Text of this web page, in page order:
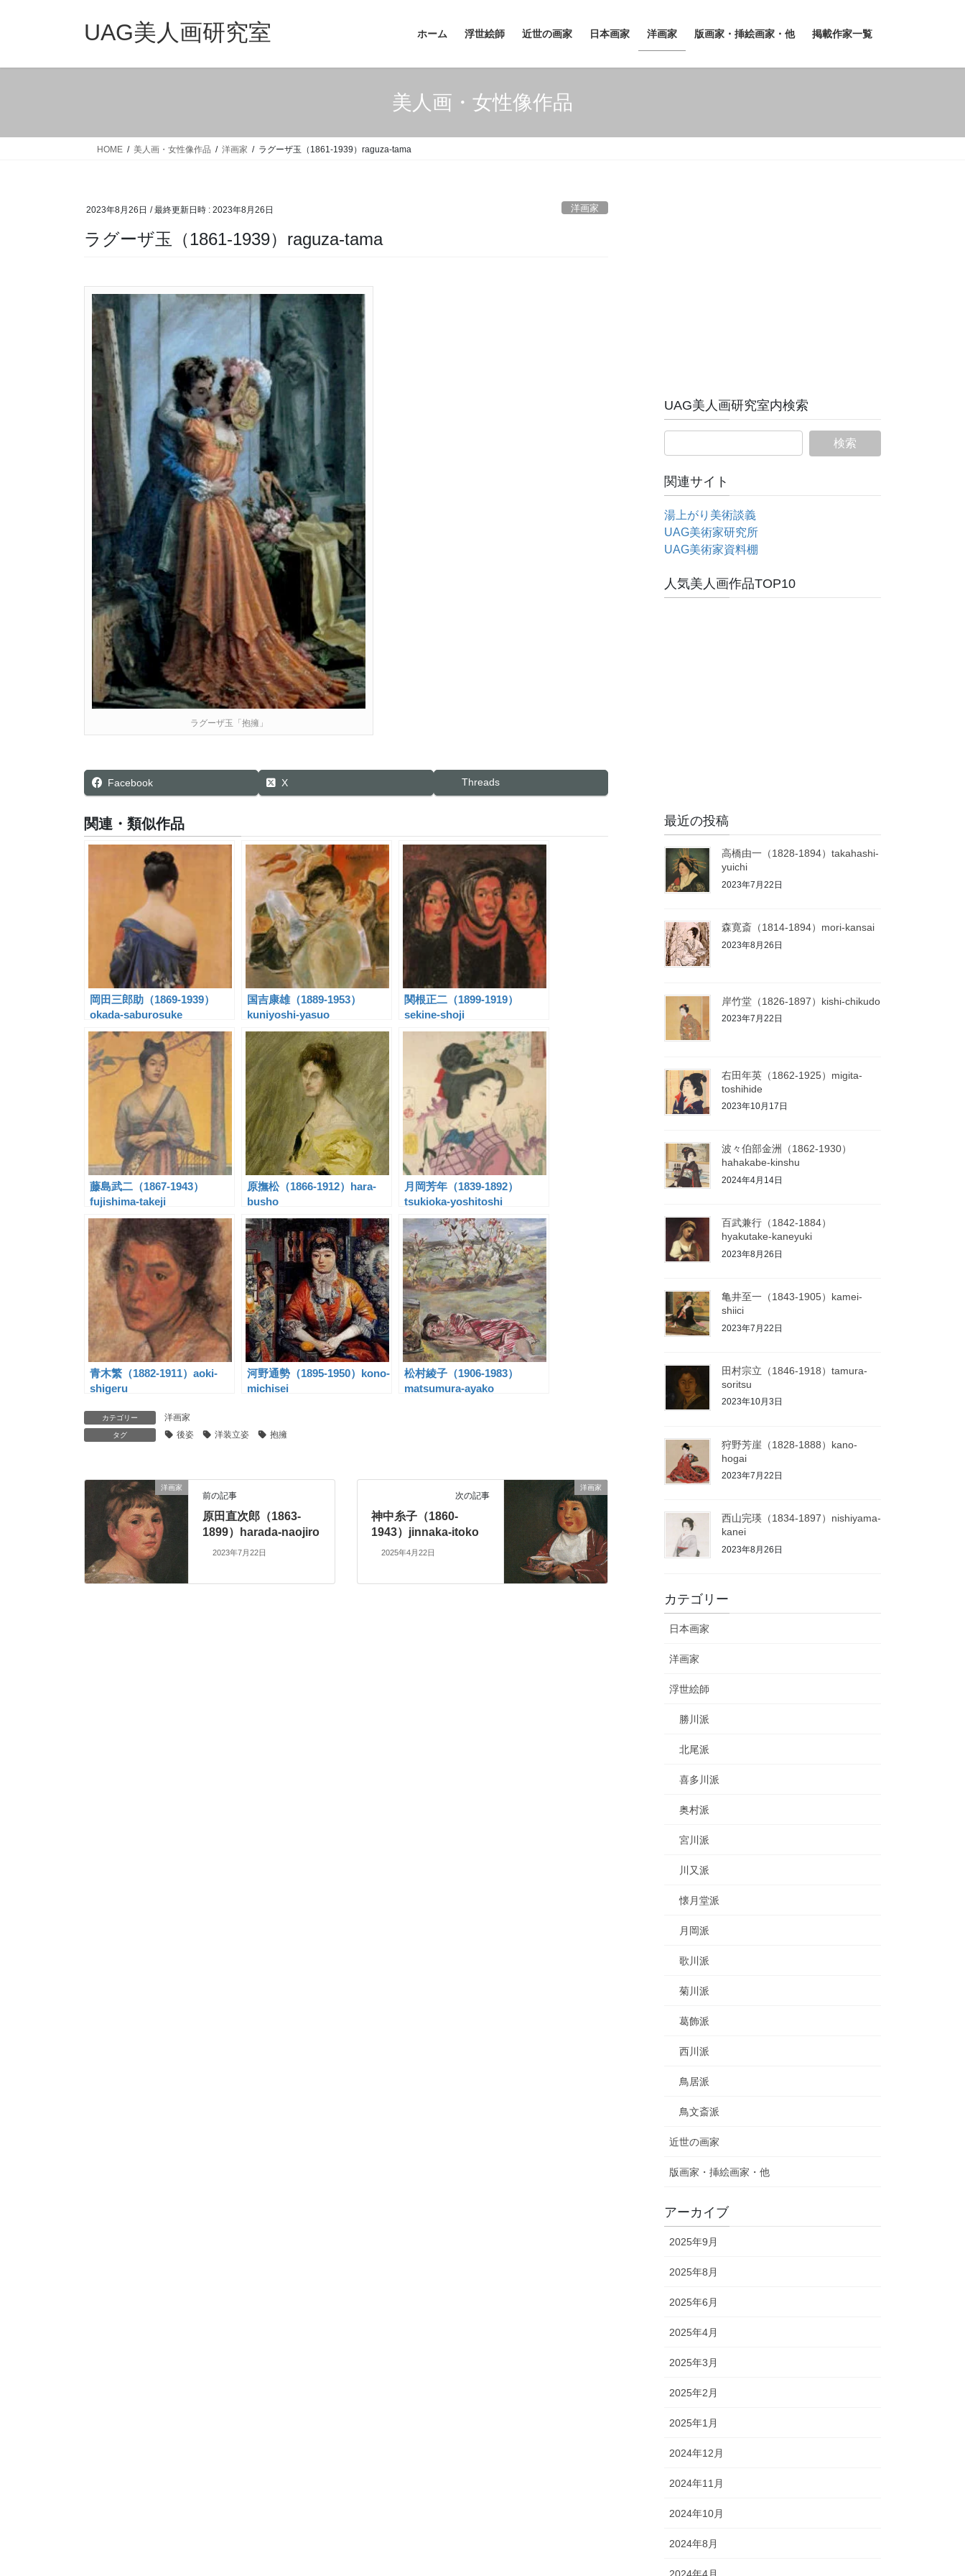
UAG美人画研究室 ホーム 浮世絵師 近世の画家 日本画家 洋画家 版画家・挿絵画家・他 掲載作家一覧
美人画・女性像作品
HOME 美人画・女性像作品 洋画家 ラグーザ玉（1861-1939）raguza-tama
2023年8月26日 / 最終更新日時 : 2023年8月26日 洋画家
ラグーザ玉（1861-1939）raguza-tama
ラグーザ玉「抱擁」
Facebook X Threads
関連・類似作品
岡田三郎助（1869-1939）
okada-saburosuke
国吉康雄（1889-1953）
kuniyoshi-yasuo
関根正二（1899-1919）
sekine-shoji
藤島武二（1867-1943）
fujishima-takeji
原撫松（1866-1912）hara-
busho
月岡芳年（1839-1892）
tsukioka-yoshitoshi
青木繁（1882-1911）aoki-
shigeru
河野通勢（1895-1950）kono-
michisei
松村綾子（1906-1983）
matsumura-ayako
カテゴリー 洋画家
タグ 後姿 洋装立姿 抱擁
洋画家
前の記事
原田直次郎（1863-
1899）harada-naojiro
2023年7月22日
洋画家
次の記事
神中糸子（1860-
1943）jinnaka-itoko
2025年4月22日
UAG美人画研究室内検索
関連サイト
湯上がり美術談義
UAG美術家研究所
UAG美術家資料棚
人気美人画作品TOP10
最近の投稿
高橋由一（1828-1894）takahashi-
yuichi
2023年7月22日
森寛斎（1814-1894）mori-kansai
2023年8月26日
岸竹堂（1826-1897）kishi-chikudo
2023年7月22日
右田年英（1862-1925）migita-
toshihide
2023年10月17日
波々伯部金洲（1862-1930）
hahakabe-kinshu
2024年4月14日
百武兼行（1842-1884）
hyakutake-kaneyuki
2023年8月26日
亀井至一（1843-1905）kamei-
shiici
2023年7月22日
田村宗立（1846-1918）tamura-
soritsu
2023年10月3日
狩野芳崖（1828-1888）kano-
hogai
2023年7月22日
西山完瑛（1834-1897）nishiyama-
kanei
2023年8月26日
カテゴリー
日本画家
洋画家
浮世絵師
勝川派
北尾派
喜多川派
奥村派
宮川派
川又派
懐月堂派
月岡派
歌川派
菊川派
葛飾派
西川派
鳥居派
鳥文斎派
近世の画家
版画家・挿絵画家・他
アーカイブ
2025年9月
2025年8月
2025年6月
2025年4月
2025年3月
2025年2月
2025年1月
2024年12月
2024年11月
2024年10月
2024年8月